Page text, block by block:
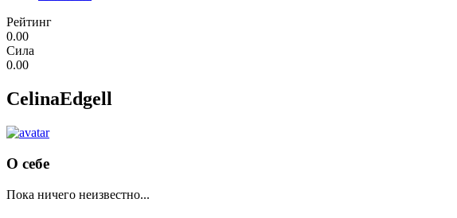
Рейтинг
0.00
Сила
0.00
CelinaEdgell
О себе
Пока ничего неизвестно...